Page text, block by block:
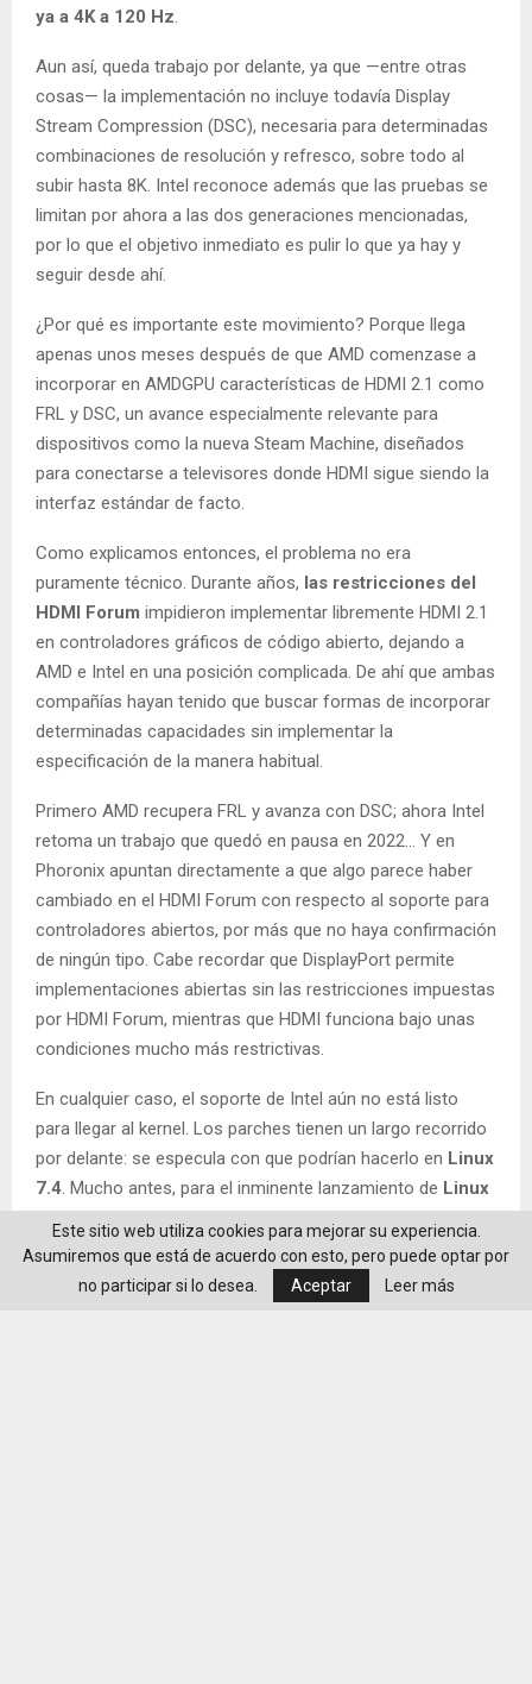
ya a 4K a 120 Hz.
Aun así, queda trabajo por delante, ya que —entre otras
cosas— la implementación no incluye todavía Display
Stream Compression (DSC), necesaria para determinadas
combinaciones de resolución y refresco, sobre todo al
subir hasta 8K. Intel reconoce además que las pruebas se
limitan por ahora a las dos generaciones mencionadas,
por lo que el objetivo inmediato es pulir lo que ya hay y
seguir desde ahí.
¿Por qué es importante este movimiento? Porque llega
apenas unos meses después de que AMD comenzase a
incorporar en AMDGPU características de HDMI 2.1 como
FRL y DSC, un avance especialmente relevante para
dispositivos como la nueva Steam Machine, diseñados
para conectarse a televisores donde HDMI sigue siendo la
interfaz estándar de facto.
Como explicamos entonces, el problema no era
puramente técnico. Durante años, las restricciones del
HDMI Forum impidieron implementar libremente HDMI 2.1
en controladores gráficos de código abierto, dejando a
AMD e Intel en una posición complicada. De ahí que ambas
compañías hayan tenido que buscar formas de incorporar
determinadas capacidades sin implementar la
especificación de la manera habitual.
Primero AMD recupera FRL y avanza con DSC; ahora Intel
retoma un trabajo que quedó en pausa en 2022… Y en
Phoronix apuntan directamente a que algo parece haber
cambiado en el HDMI Forum con respecto al soporte para
controladores abiertos, por más que no haya confirmación
de ningún tipo. Cabe recordar que DisplayPort permite
implementaciones abiertas sin las restricciones impuestas
por HDMI Forum, mientras que HDMI funciona bajo unas
condiciones mucho más restrictivas.
En cualquier caso, el soporte de Intel aún no está listo
para llegar al kernel. Los parches tienen un largo recorrido
por delante: se especula con que podrían hacerlo en Linux
7.4. Mucho antes, para el inminente lanzamiento de Linux
7.2, se estrenará el soporte inicial de HDMI 2.1 FRL en
AMDGPU, aunque desactivado por defecto y todavía lejos
de finalizar la implementación. Pero incluso con eso, hará
falta un mayor esfuerzo para completar la compatibilidad
Este sitio web utiliza cookies para mejorar su experiencia.
Asumiremos que está de acuerdo con esto, pero puede optar por
no participar si lo desea.
Aceptar Leer más